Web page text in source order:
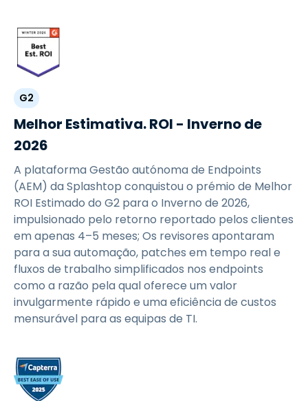
G2
Melhor Estimativa. ROI - Inverno de
2026
A plataforma Gestão autónoma de Endpoints
(AEM) da Splashtop conquistou o prémio de Melhor
ROI Estimado do G2 para o Inverno de 2026,
impulsionado pelo retorno reportado pelos clientes
em apenas 4–5 meses; Os revisores apontaram
para a sua automação, patches em tempo real e
fluxos de trabalho simplificados nos endpoints
como a razão pela qual oferece um valor
invulgarmente rápido e uma eficiência de custos
mensurável para as equipas de TI.